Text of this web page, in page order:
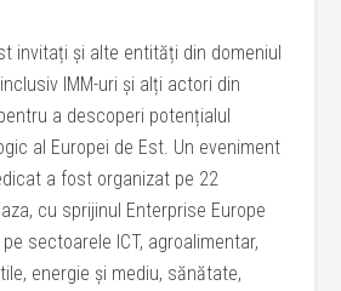
invitați și alte entități din domeniul
IMM-uri și alți actori din
a descoperi potențialul
al Europei de Est. Un eveniment
a fost organizat pe 22
cu sprijinul Enterprise Europe
sectoarele ICT, agroalimentar,
energie și mediu, sănătate,